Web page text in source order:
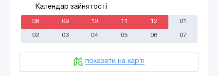
Календар зайнятості
08 09 10 11 12 01
02 03 04 05 06 07
показати на карті